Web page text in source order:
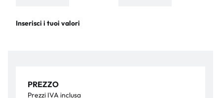
Inserisci i tuoi valori
PREZZO
Prezzi IVA inclusa